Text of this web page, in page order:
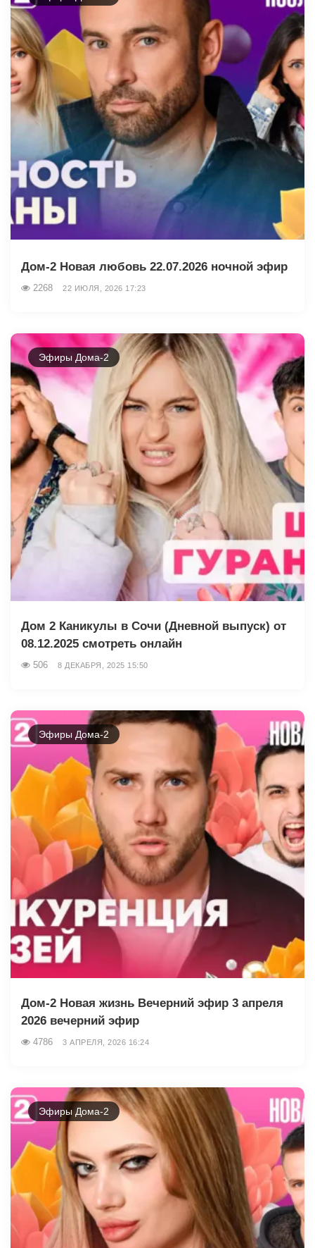
Дом-2 Новая любовь 22.07.2026 ночной эфир
2268 22 ИЮЛЯ, 2026 17:23
Эфиры Дома-2
Дом 2 Каникулы в Сочи (Дневной выпуск) от
08.12.2025 смотреть онлайн
506 8 ДЕКАБРЯ, 2025 15:50
Эфиры Дома-2
Дом-2 Новая жизнь Вечерний эфир 3 апреля
2026 вечерний эфир
4786 3 АПРЕЛЯ, 2026 16:24
Эфиры Дома-2